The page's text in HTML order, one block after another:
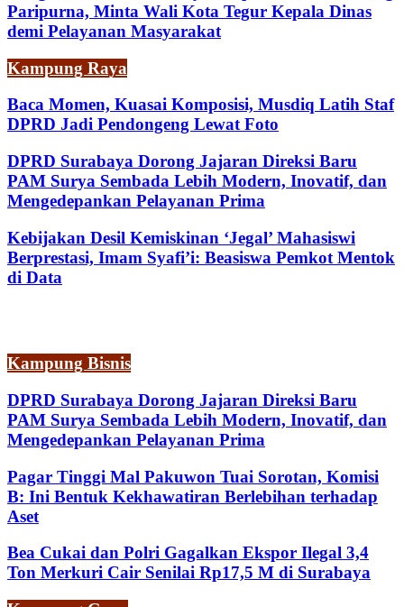
Paripurna, Minta Wali Kota Tegur Kepala Dinas
demi Pelayanan Masyarakat
Kampung Raya
Baca Momen, Kuasai Komposisi, Musdiq Latih Staf
DPRD Jadi Pendongeng Lewat Foto
DPRD Surabaya Dorong Jajaran Direksi Baru
PAM Surya Sembada Lebih Modern, Inovatif, dan
Mengedepankan Pelayanan Prima
Kebijakan Desil Kemiskinan ‘Jegal’ Mahasiswi
Berprestasi, Imam Syafi’i: Beasiswa Pemkot Mentok
di Data
Kampung Bisnis
DPRD Surabaya Dorong Jajaran Direksi Baru
PAM Surya Sembada Lebih Modern, Inovatif, dan
Mengedepankan Pelayanan Prima
Pagar Tinggi Mal Pakuwon Tuai Sorotan, Komisi
B: Ini Bentuk Kekhawatiran Berlebihan terhadap
Aset
Bea Cukai dan Polri Gagalkan Ekspor Ilegal 3,4
Ton Merkuri Cair Senilai Rp17,5 M di Surabaya